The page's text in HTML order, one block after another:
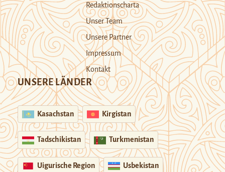
Redaktionscharta
Unser Team
Unsere Partner
Impressum
Kontakt
UNSERE LÄNDER
Kasachstan Kirgistan
Tadschikistan Turkmenistan
Uigurische Region Usbekistan